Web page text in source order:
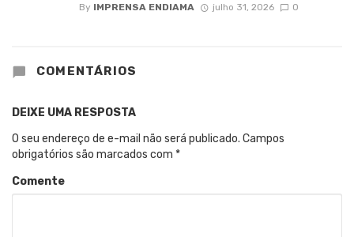
By IMPRENSA ENDIAMA julho 31, 2026 0
COMENTÁRIOS
DEIXE UMA RESPOSTA
O seu endereço de e-mail não será publicado. Campos
obrigatórios são marcados com *
Comente